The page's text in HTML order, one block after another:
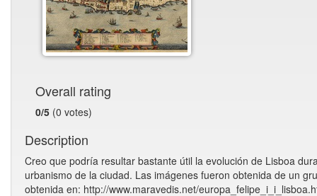
Overall rating
0/5 (0 votes)
Description
Creo que podría resultar bastante útil la evolución de Lisboa
urbanismo de la ciudad. Las imágenes fueron obtenida de un
obtenida en: http://www.maravedis.net/